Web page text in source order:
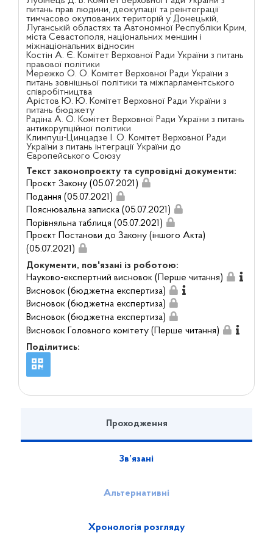
питань прав людини, деокупації та реінтеграції
тимчасово окупованих територій у Донецькій,
Луганській областях та Автономної Республіки Крим,
міста Севастополя, національних меншин і
міжнаціональних відносин
Костін А. Є. Комітет Верховної Ради України з питань
правової політики
Мережко О. О. Комітет Верховної Ради України з
питань зовнішньої політики та міжпарламентського
співробітництва
Арістов Ю. Ю. Комітет Верховної Ради України з
питань бюджету
Радіна А. О. Комітет Верховної Ради України з питань
антикорупційної політики
Климпуш-Цинцадзе І. О. Комітет Верховної Ради
України з питань інтеграції України до
Європейського Союзу
Текст законопроєкту та супровідні документи:
Проєкт Закону (05.07.2021)
Подання (05.07.2021)
Пояснювальна записка (05.07.2021)
Порівняльна таблиця (05.07.2021)
Проєкт Постанови до Закону (іншого Акта)
(05.07.2021)
Документи, пов'язані із роботою:
Науково-експертний висновок (Перше читання)
Висновок (бюджетна експертиза)
Висновок (бюджетна експертиза)
Висновок (бюджетна експертиза)
Висновок Головного комітету (Перше читання)
Поділитись:
Проходження
Зв’язані
Альтернативні
Хронологія розгляду